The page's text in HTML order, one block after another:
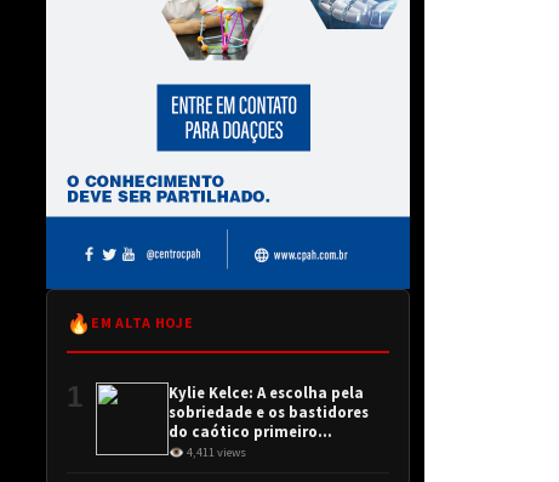
🔥 EM ALTA HOJE
1
Kylie Kelce: A escolha pela
sobriedade e os bastidores
do caótico primeiro
encontro
👁 4,411 views